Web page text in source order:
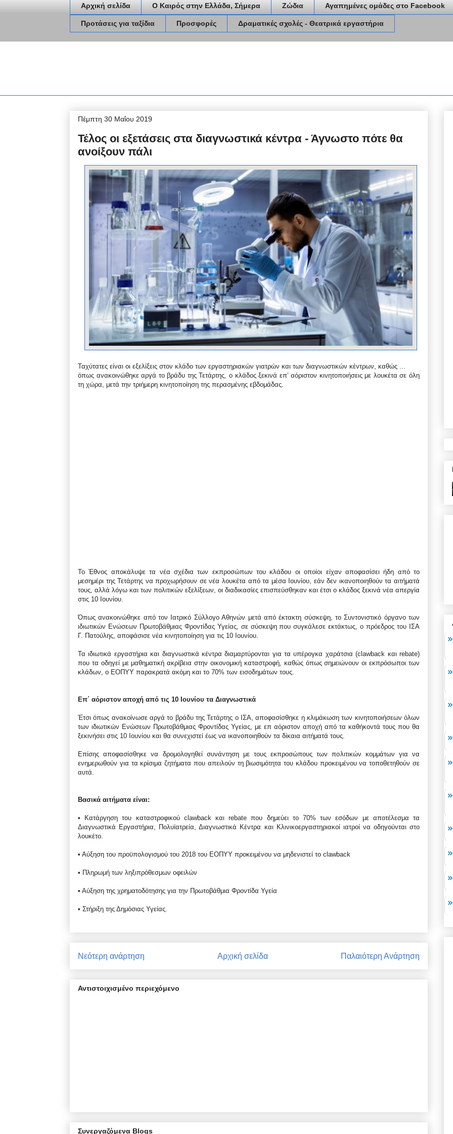
Αρχική σελίδα Ο Καιρός στην Ελλάδα, Σήμερα Ζώδια Αγαπημένες ομάδες στο Facebook
Προτάσεις για ταξίδια Προσφορές Δραματικές σχολές - Θεατρικά εργαστήρια
Πέμπτη 30 Μαΐου 2019
Τέλος οι εξετάσεις στα διαγνωστικά κέντρα - Άγνωστο πότε θα
ανοίξουν πάλι
Ταχύτατες είναι οι εξελίξεις στον κλάδο των εργαστηριακών γιατρών και των διαγνωστικών κέντρων, καθώς ...
όπως ανακοινώθηκε αργά το βράδυ της Τετάρτης, ο κλάδος ξεκινά επ’ αόριστον κινητοποιήσεις με λουκέτα σε όλη
τη χώρα, μετά την τριήμερη κινητοποίηση της περασμένης εβδομάδας.
Το Έθνος αποκάλυψε τα νέα σχέδια των εκπροσώπων του κλάδου οι οποίοι είχαν αποφασίσει ήδη από το
μεσημέρι της Τετάρτης να προχωρήσουν σε νέα λουκέτα από τα μέσα Ιουνίου, εάν δεν ικανοποιηθούν τα αιτήματά
τους, αλλά λόγω και των πολιτικών εξελίξεων, οι διαδικασίες επισπεύσθηκαν και έτσι ο κλάδος ξεκινά νέα απεργία
στις 10 Ιουνίου.
Όπως ανακοινώθηκε από τον Ιατρικό Σύλλογο Αθηνών μετά από έκτακτη σύσκεψη, το Συντονιστικό όργανο των
ιδιωτικών Ενώσεων Πρωτοβάθμιας Φροντίδας Υγείας, σε σύσκεψη που συγκάλεσε εκτάκτως, ο πρόεδρος του ΙΣΑ
Γ. Πατούλης, αποφάσισε νέα κινητοποίηση για τις 10 Ιουνίου.
Τα ιδιωτικά εργαστήρια και διαγνωστικά κέντρα διαμαρτύρονται για τα υπέρογκα χαράτσια (clawback και rebate)
που τα οδηγεί με μαθηματική ακρίβεια στην οικονομική καταστροφή, καθώς όπως σημειώνουν οι εκπρόσωποι των
κλάδων, ο ΕΟΠΥΥ παρακρατά ακόμη και το 70% των εισοδημάτων τους.
Επ΄ αόριστον αποχή από τις 10 Ιουνίου τα Διαγνωστικά
Έτσι όπως ανακοίνωσε αργά το βράδυ της Τετάρτης ο ΙΣΑ, αποφασίσθηκε η κλιμάκωση των κινητοποιήσεων όλων
των ιδιωτικών Ενώσεων Πρωτοβάθμιας Φροντίδας Υγείας, με επ αόριστον αποχή από τα καθήκοντά τους που θα
ξεκινήσει στις 10 Ιουνίου και θα συνεχιστεί έως να ικανοποιηθούν τα δίκαια αιτήματά τους.
Επίσης αποφασίσθηκε να δρομολογηθεί συνάντηση με τους εκπροσώπους των πολιτικών κομμάτων για να
ενημερωθούν για τα κρίσιμα ζητήματα που απειλούν τη βιωσιμότητα του κλάδου προκειμένου να τοποθετηθούν σε
αυτά.
Βασικά αιτήματα είναι:
• Κατάργηση του καταστροφικού clawback και rebate που δημεύει το 70% των εσόδων με αποτέλεσμα τα
Διαγνωστικά Εργαστήρια, Πολυϊατρεία, Διαγνωστικά Κέντρα και Κλινικοεργαστηριακοί ιατροί να οδηγούνται στο
λουκέτο.
• Αύξηση του προϋπολογισμού του 2018 του ΕΟΠΥΥ προκειμένου να μηδενιστεί το clawback
• Πληρωμή των ληξιπρόθεσμων οφειλών
• Αύξηση της χρηματοδότησης για την Πρωτοβάθμια Φροντίδα Υγεία
• Στήριξη της Δημόσιας Υγείας.
Νεότερη ανάρτηση Παλαιότερη Ανάρτηση
Αρχική σελίδα
Αντιστοιχισμένο περιεχόμενο
Συνεργαζόμενα Blogs